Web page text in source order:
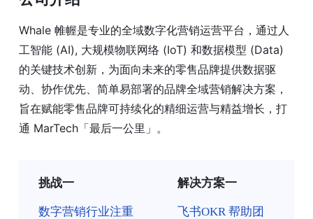
Whale 帷幄是专业的全域数字化营销运营平台，通过人
工智能 (AI), 大规模物联网络 (IoT) 和数据模型 (Data)
的关键技术创新，为面向未来的零售品牌提供数据驱
动、协作优先、简单易部署的品牌全域营销解决方案，
旨在赋能零售品牌可持续化的精细运营与精益增长，打
通 MarTech「最后一公里」。
挑战一
数字营销行业注重
解决方案一
飞书OKR 帮助团